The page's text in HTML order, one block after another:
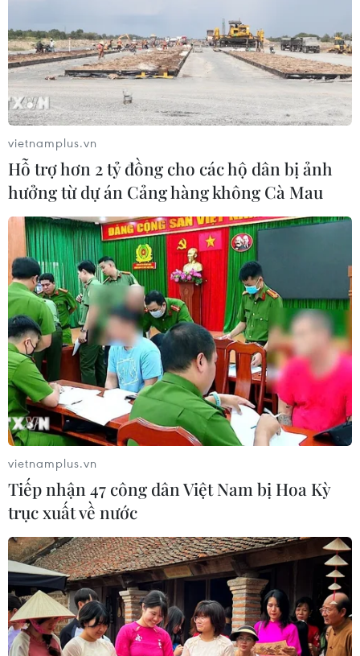
vietnamplus.vn
Hỗ trợ hơn 2 tỷ đồng cho các hộ dân bị ảnh
hưởng từ dự án Cảng hàng không Cà Mau
vietnamplus.vn
Tiếp nhận 47 công dân Việt Nam bị Hoa Kỳ
trục xuất về nước